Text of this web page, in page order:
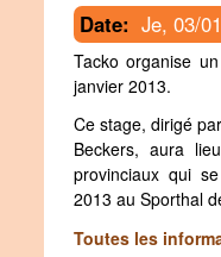
Date: Je, 03/
Tacko organise
janvier 2013.
Ce stage, dirigé
Beckers, aura
provinciaux qui
2013 au Sporthal
Toutes les